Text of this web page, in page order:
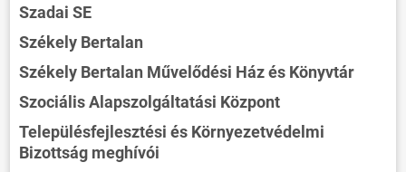
Szadai SE
Székely Bertalan
Székely Bertalan Művelődési Ház és Könyvtár
Szociális Alapszolgáltatási Központ
Településfejlesztési és Környezetvédelmi
Bizottság meghívói